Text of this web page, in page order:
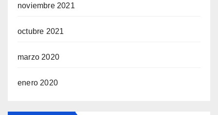
noviembre 2021
octubre 2021
marzo 2020
enero 2020